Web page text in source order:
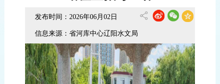
发布时间：2026年06月02日
信息来源：省河库中心辽阳水文局